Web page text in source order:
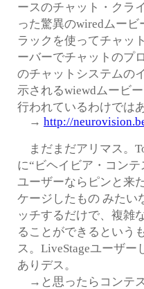
ースのチャット・クラ
った驚異のwiredムー
ラックを使ってチャッ
ーバーでチャットのプ
のチャットシステムの
示されるwiewdムービ
行われているわけでは
→ http://
まだまだアリマス。
に“ビヘイビア・コン
ユーザーならピンと来
ケージしたもの みたい
ッチするだけで、複雑
ることができるという
ス。LiveStageユーザ
ありデス。
→と思ったらコンテ